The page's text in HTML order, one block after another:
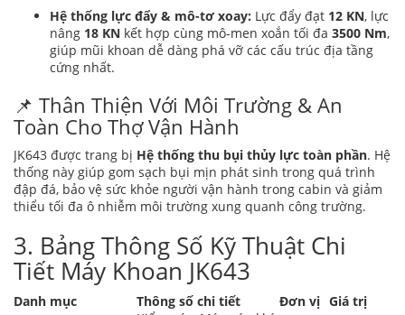
Hệ thống lực đẩy & mô-tơ xoay: Lực đẩy đạt 12 KN, lực
nâng 18 KN kết hợp cùng mô-men xoắn tối đa 3500 Nm,
giúp mũi khoan dễ dàng phá vỡ các cấu trúc địa tầng
cứng nhất.
📌 Thân Thiện Với Môi Trường & An
Toàn Cho Thợ Vận Hành
JK643 được trang bị Hệ thống thu bụi thủy lực toàn phần. Hệ
thống này giúp gom sạch bụi mịn phát sinh trong quá trình
đập đá, bảo vệ sức khỏe người vận hành trong cabin và giảm
thiểu tối đa ô nhiễm môi trường xung quanh công trường.
3. Bảng Thông Số Kỹ Thuật Chi
Tiết Máy Khoan JK643
Danh mục Thông số chi tiết Đơn vị Giá trị